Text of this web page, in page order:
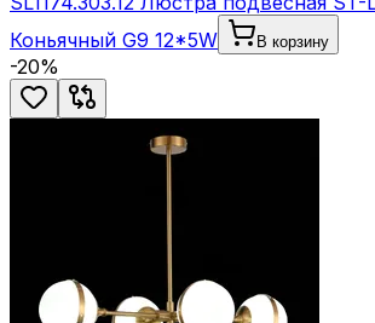
Коньячный G9 12*5W
В корзину
-20%